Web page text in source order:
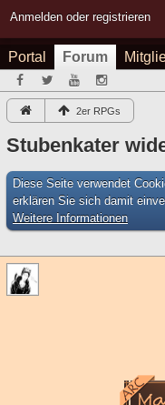
Anmelden oder registrieren
Portal Forum
2er RPGs
Stubenkater
Diese Seite verwendet
erklären Sie sich damit
Weitere Informationen